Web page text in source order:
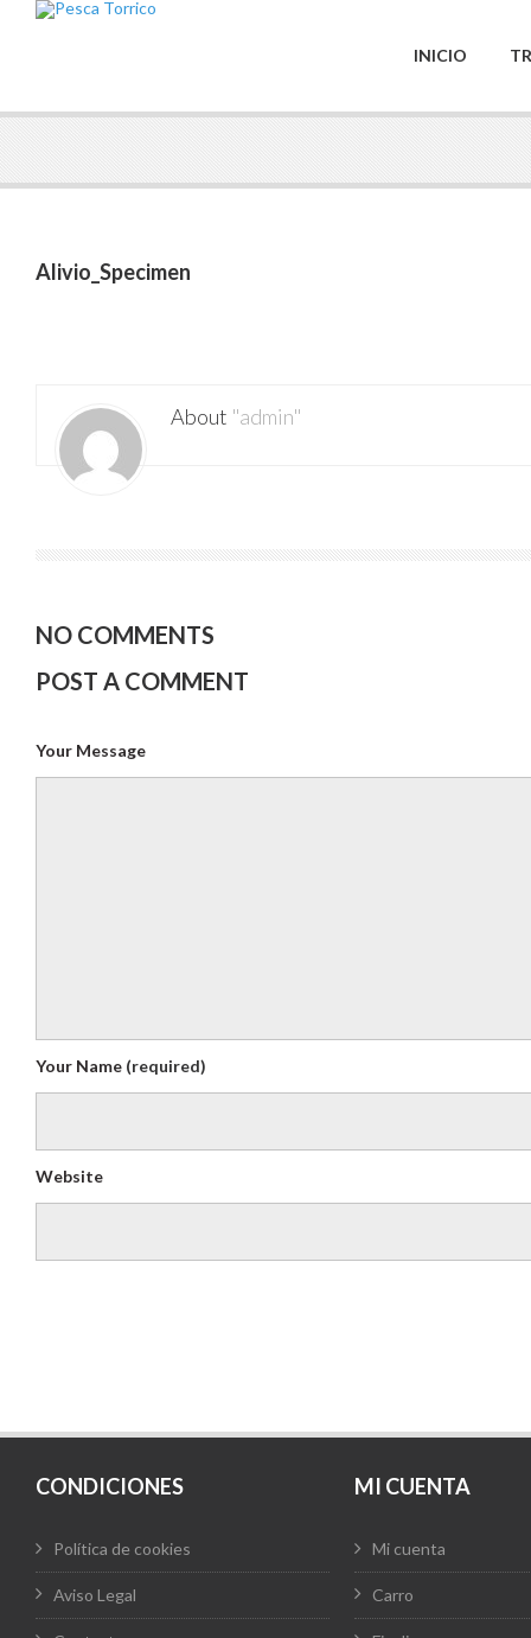
INICIO
Alivio_Specimen
About "admin"
NO COMMENTS
POST A COMMENT
Your Message
Your Name (required)
Website
CONDICIONES
Política de cookies
Aviso Legal
MI CUENTA
Mi cuenta
Carro